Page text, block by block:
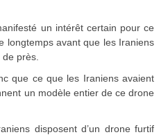
un intérêt certain pour ce
longtemps avant que les Iraniens
près.
que ce que les Iraniens avaient
un modèle entier de ce drone
disposent d’un drone furtif